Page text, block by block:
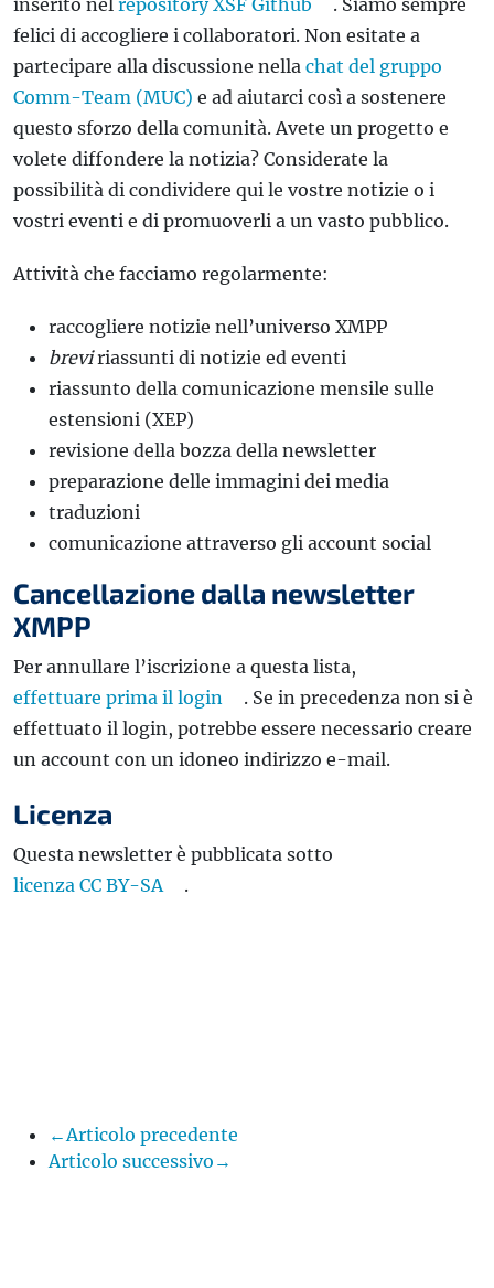
felici di accogliere i collaboratori. Non esitate a
partecipare alla discussione nella chat del gruppo
Comm-Team (MUC) e ad aiutarci così a sostenere
questo sforzo della comunità. Avete un progetto e
volete diffondere la notizia? Considerate la
possibilità di condividere qui le vostre notizie o i
vostri eventi e di promuoverli a un vasto pubblico.
Attività che facciamo regolarmente:
raccogliere notizie nell’universo XMPP
breviriassunti di notizie ed eventi
riassunto della comunicazione mensile sulle
estensioni (XEP)
revisione della bozza della newsletter
preparazione delle immagini dei media
traduzioni
comunicazione attraverso gli account social
Cancellazione dalla newsletter
XMPP
Per annullare l’iscrizione a questa lista,
effettuare prima il login
. Se in precedenza non si è
effettuato il login, potrebbe essere necessario creare
un account con un idoneo indirizzo e-mail.
Licenza
Questa newsletter è pubblicata sotto
licenza CC BY-SA
.
←Articolo precedente
Articolo successivo→